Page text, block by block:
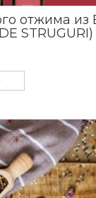
отжима из
STRUGURI)